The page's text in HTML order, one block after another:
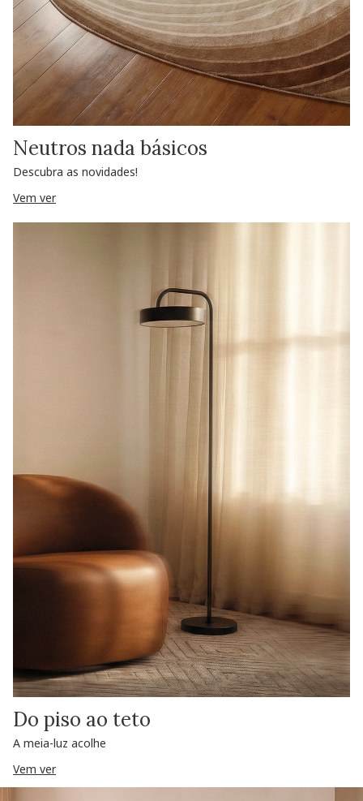
Neutros nada básicos
Descubra as novidades!
Vem ver
Do piso ao teto
A meia-luz acolhe
Vem ver